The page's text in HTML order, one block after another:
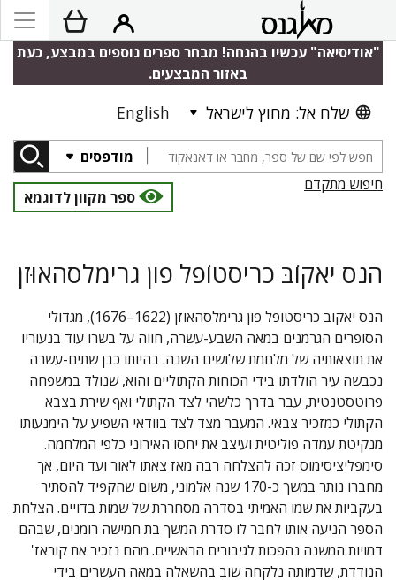
"אודיסיאה" עכשיו בהנחה! מבחר ספרים נוספים במבצע, כעת
באזור המבצעים.
שלח אל: מחוץ לישראל English
מודפסים
חיפוש מתקדם
ספר מקוון לדוגמא
הנס יאקוֹבּ כריסטוֹפל פון גרימלסהאוּזן
הנס יאקוב כריסטופל פון גרימלסהאוזן (1622–1676), מגדולי
הסופרים הגרמנים במאה השבע-עשרה, חווה על בשרו עוד בנעוריו
את תוצאותיה של מלחמת שלושים השנה. בהיותו כבן שתים-עשרה
נכבשה עיר הולדתו בידי הכוחות הקתוליים והוא, שנולד במשפחה
פרוטסטנטית, עבר בדרך כלשהי לצד הקתולי ואף שירת בצבא
הקתולי כמזכיר צבאי. המעבר מצד לצד בוודאי השפיע על הימנעותו
מנקיטת עמדה פוליטית ועיצב את יחסו האירוני כלפי המלחמה.
סימפליציסימוס זכה להצלחה רבה מאז צאתו לאור ועד היום, אך
מחברו נותר במשך כ-170 שנה אלמוני, משום שהקפיד להסתיר
בעקביות את שמו האמיתי בסדרה מסחררת של שמות בדויים. הצלחת
הספר הניעה אותו לחבר לו סדרת המשך בת חמישה רומנים, שבהם
דמויות המשנה נהפכות לגיבורים הראשיים. מהם נזכיר את קוראז'
הנודדת, שדמותה נלקחה שוב בהשאלה במאה העשרים בידי